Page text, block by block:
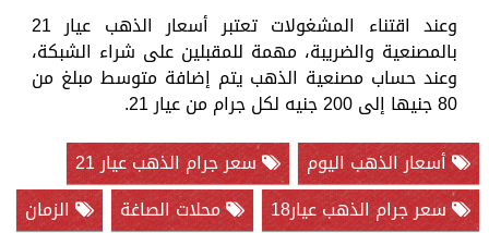
وعند اقتناء المشغولات تعتبر أسعار الذهب عيار 21
بالمصنعية والضريبة، مهمة للمقبلين على شراء الشبكة،
وعند حساب مصنعية الذهب يتم إضافة متوسط مبلغ من
80 جنيها إلى 200 جنيه لكل جرام من عيار 21.
أسعار الذهب اليوم
سعر جرام الذهب عيار 21
سعر جرام الذهب عيار18
محلات الصاغة الزمان